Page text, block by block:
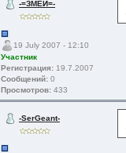
-=ЗМЕЙ=-
19 July 2007 - 12:10
Участник
Регистрация: 19.7.2007
Сообщений: 0
Просмотров: 433
-SerGeant-